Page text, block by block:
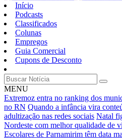
Início
Podcasts
Classificados
Colunas
Empregos
Guia Comercial
Cupons de Desconto
MENU
Extremoz entra no ranking dos
no RN Quando a infância vira
adultização nas redes sociais Natal
Nordeste com melhor qualidade de
Escolares de Parnamirim têm data